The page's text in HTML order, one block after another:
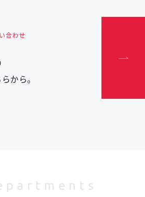
合わせ
から。